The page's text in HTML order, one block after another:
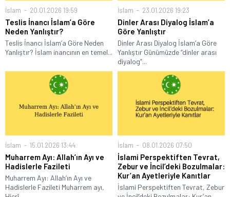
İslam 20.01.2026 19:59
Teslis İnancı İslam’a Göre
Neden Yanlıştır?
Teslis İnancı İslam’a Göre Neden
Yanlıştır? İslam inancının en temel...
İslam 23.01.2026 19:23
Dinler Arası Diyalog İslam’a
Göre Yanlıştır
Dinler Arası Diyalog İslam’a Göre
Yanlıştır Günümüzde “dinler arası
diyalog”...
İslam 15.01.2026 13:44
Muharrem Ayı: Allah’ın Ayı ve
Hadislerle Fazileti
Muharrem Ayı: Allah’ın Ayı ve
Hadislerle Fazileti Muharrem ayı,
İslam 08.01.2026 07:50
İslami Perspektiften Tevrat,
Zebur ve İncil’deki Bozulmalar:
Kur’an Ayetleriyle Kanıtlar
İslami Perspektiften Tevrat, Zebur